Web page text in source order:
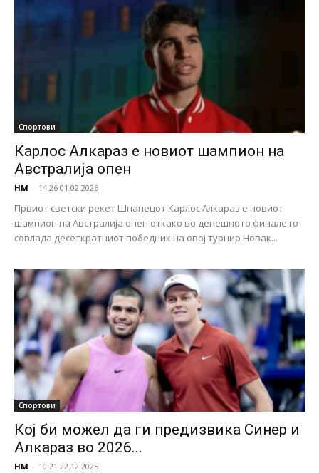
Спортови
Карлос Алкараз е новиот шампион на
Австралија опен
НМ - 14:26 01.02.2026
Првиот светски рекет Шпанецот Карлос Алкараз е новиот
шампион на Австралија опен откако во денешното финале го
совлада десеткратниот победник на овој турнир Новак...
Спортови
Кој би можел да ги предизвика Синер и
Алкараз во 2026...
НМ - 10:21 22.12.2025